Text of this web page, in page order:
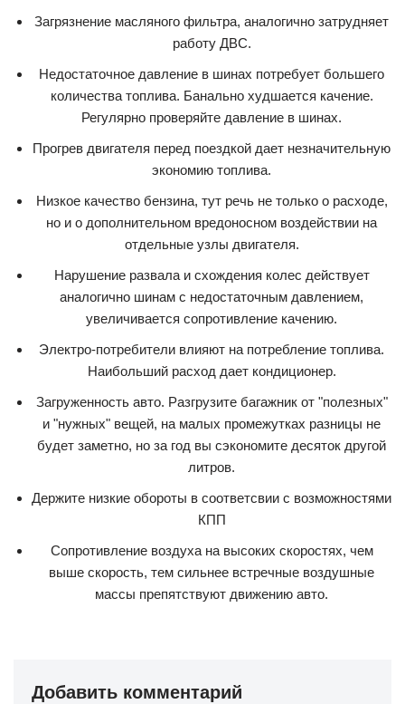
Загрязнение масляного фильтра, аналогично затрудняет
работу ДВС.
Недостаточное давление в шинах потребует большего
количества топлива. Банально худшается качение.
Регулярно проверяйте давление в шинах.
Прогрев двигателя перед поездкой дает незначительную
экономию топлива.
Низкое качество бензина, тут речь не только о расходе,
но и о дополнительном вредоносном воздействии на
отдельные узлы двигателя.
Нарушение развала и схождения колес действует
аналогично шинам с недостаточным давлением,
увеличивается сопротивление качению.
Электро-потребители влияют на потребление топлива.
Наибольший расход дает кондиционер.
Загруженность авто. Разгрузите багажник от "полезных"
и "нужных" вещей, на малых промежутках разницы не
будет заметно, но за год вы сэкономите десяток другой
литров.
Держите низкие обороты в соответсвии с возможностями
КПП
Сопротивление воздуха на высоких скоростях, чем
выше скорость, тем сильнее встречные воздушные
массы препятствуют движению авто.
Добавить комментарий